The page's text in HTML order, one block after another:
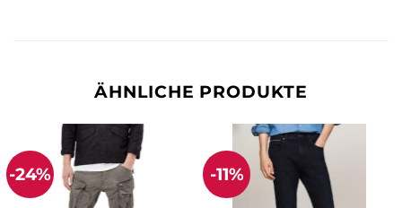
ÄHNLICHE PRODUKTE
-24% -11%